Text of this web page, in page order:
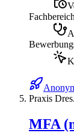
Fachbereich
Praxis
MFA